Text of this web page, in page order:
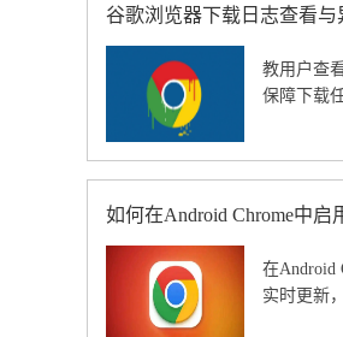
谷歌浏览器下载日志查看与
教用户查
保障下载
如何在Android Chrome中
在Android
实时更新